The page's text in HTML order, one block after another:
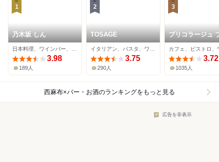
1
乃木坂 しん
3.98
189人
2
TOSAGE
3.75
290人
3
ブリコラージュ
ッド アンド カン
ー ダイニング・
ェ
3.72
1035人
西麻布×バー・お酒のランキングをもっと見る
広告を非表示